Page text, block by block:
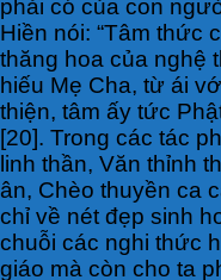
phải có của con
Hiền nói: “Tâm thức
thăng hoa của nghệ
hiếu Mẹ Cha, từ ái
thiện, tâm ấy tức
[20]. Trong các tác
linh thần, Văn thỉnh
ân, Chèo thuyền ca
chỉ về nét đẹp sinh
chuỗi các nghi thức
giáo mà còn cho ta